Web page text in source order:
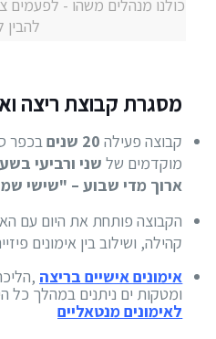
כולנו מנהלים משהו - לפעמים
להבין
מסגרת קבוצת ריצה
קבוצה פעילה 20 שנים
בכפר
מוקדמים של
ארוך מדי שבוע – "שישי
הקבוצה פותחת את היום עם
קהילה, ושילוב בין אימונים
אימונים אישיים בריצה
ומטקות ים ניתנים במהלך כל
לאימונים מנטאליים